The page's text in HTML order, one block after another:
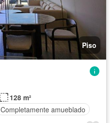
Piso
128 m²
Completamente amueblado